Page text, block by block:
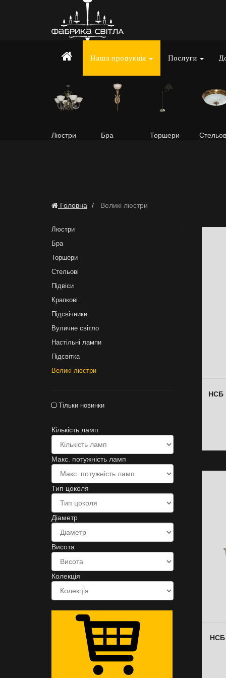
Наша продукція Послуги
Люстри Бра Торшери
Головна Великі люстри
Люстри
Бра
Торшери
Стельові
Підвіси
Крапкові
Підсвічники
Вуличне світло
Настільні лампи
Підсвітка
Великі люстри
Тільки новинки
Кількість ламп
Макс. потужність ламп
Тип цоколя
Діаметр
Висота
Колекція
НСБ
НСБ